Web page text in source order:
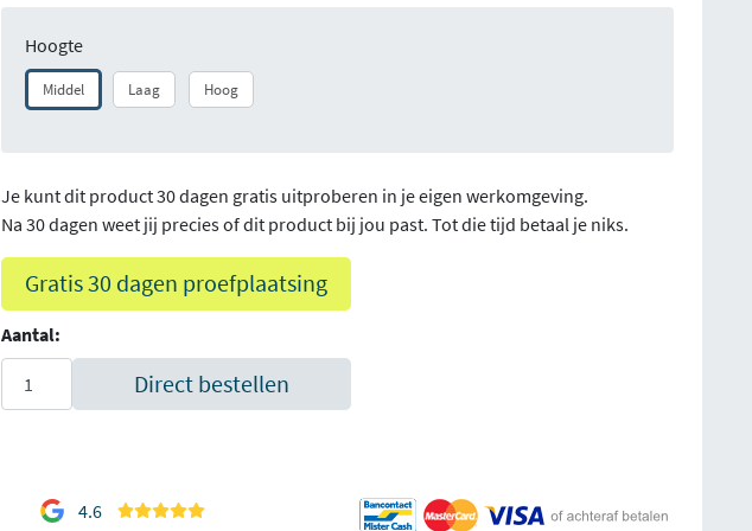
Hoogte
Middel Laag Hoog
Je kunt dit product 30 dagen gratis uitproberen in je eigen werkomgeving.
Na 30 dagen weet jij precies of dit product bij jou past. Tot die tijd betaal je niks.
Gratis 30 dagen proefplaatsing
Aantal:
Direct bestellen
4.6